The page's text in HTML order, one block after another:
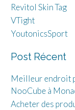
Revitol Skin Tag
VTight
YoutonicsSport
Post Récent
Meilleur endroit
NooCube à
Acheter des